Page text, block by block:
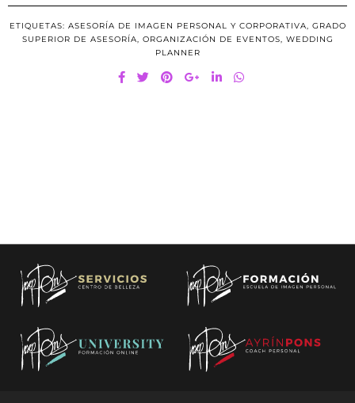
ETIQUETAS: ASESORÍA DE IMAGEN PERSONAL Y CORPORATIVA, GRADO
SUPERIOR DE ASESORÍA, ORGANIZACIÓN DE EVENTOS, WEDDING
PLANNER